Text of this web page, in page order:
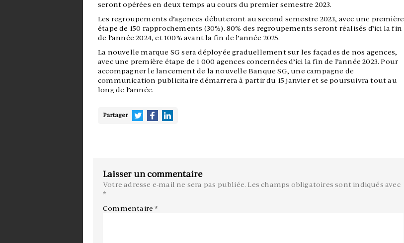
seront opérées en deux temps au cours du premier semestre 2023.
Les regroupements d’agences débuteront au second semestre 2023, avec une première
étape de 150 rapprochements (30%). 80% des regroupements seront réalisés d’ici la fin
de l’année 2024, et 100% avant la fin de l’année 2025.
La nouvelle marque SG sera déployée graduellement sur les façades de nos agences,
avec une première étape de 1 000 agences concernées d’ici la fin de l’année 2023. Pour
accompagner le lancement de la nouvelle Banque SG, une campagne de
communication publicitaire démarrera à partir du 15 janvier et se poursuivra tout au
long de l’année.
Partager
Laisser un commentaire
Votre adresse e-mail ne sera pas publiée. Les champs obligatoires sont indiqués avec
*
Commentaire*